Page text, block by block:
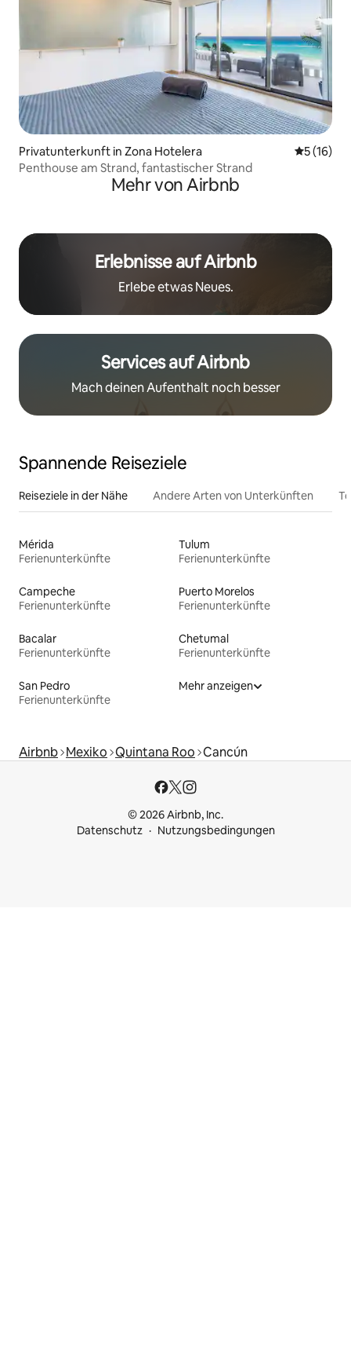
Privatunterkunft in Zona Hotelera
5 (16)
Penthouse am Strand, fantastischer Strand
Mehr von Airbnb
Erlebnisse auf Airbnb
Erlebe etwas Neues.
Services auf Airbnb
Mach deinen Aufenthalt noch besser
Spannende Reiseziele
Reiseziele in der Nähe Andere Arten von Unterkünften
Mérida
Ferienunterkünfte
Tulum
Ferienunterkünfte
Campeche
Ferienunterkünfte
Puerto Morelos
Ferienunterkünfte
Bacalar
Ferienunterkünfte
Chetumal
Ferienunterkünfte
San Pedro
Ferienunterkünfte
Mehr anzeigen
Airbnb Mexiko Quintana Roo Cancún
© 2026 Airbnb, Inc.
Datenschutz
Nutzungsbedingungen